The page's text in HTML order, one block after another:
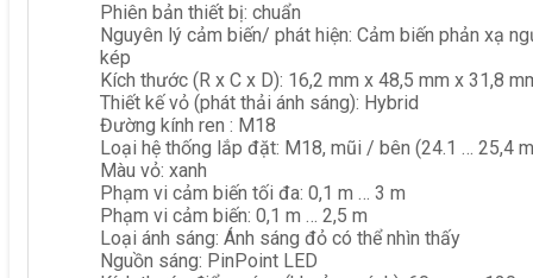
Phiên bản thiết bị: chuẩn
Nguyên lý cảm biến/ phát hiện: Cảm biến phản xạ
kép
Kích thước (R x C x D): 16,2 mm x 48,5 mm x 31,8
Thiết kế vỏ (phát thải ánh sáng): Hybrid
Đường kính ren : M18
Loại hệ thống lắp đặt: M18, mũi / bên (24.1 … 25,4
Màu vỏ: xanh
Phạm vi cảm biến tối đa: 0,1 m … 3 m
Phạm vi cảm biến: 0,1 m … 2,5 m
Loại ánh sáng: Ánh sáng đỏ có thể nhìn thấy
Nguồn sáng: PinPoint LED